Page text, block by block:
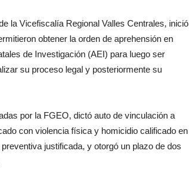
la Vicefiscalía Regional Valles Centrales, inició
obtener la orden de aprehensión en
de Investigación (AEI) para luego ser
su proceso legal y posteriormente su
por la FGEO, dictó auto de vinculación a
con violencia física y homicidio calificado en
justificada, y otorgó un plazo de dos